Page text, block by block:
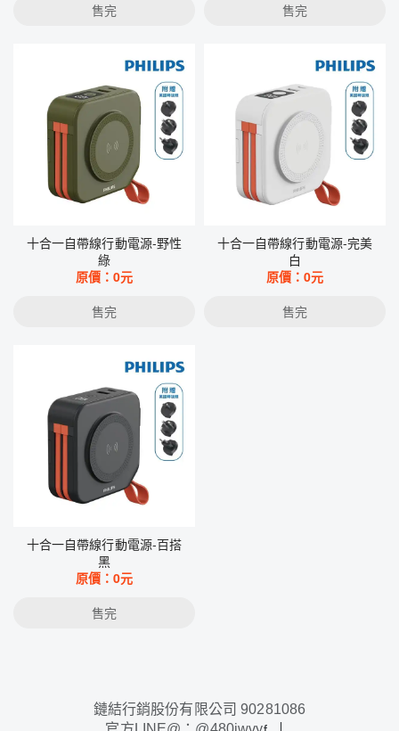
售完
售完
十合一自帶線行動電源-野性
綠
原價：0元
售完
十合一自帶線行動電源-完美
白
原價：0元
售完
十合一自帶線行動電源-百搭
黑
原價：0元
售完
鏈結行銷股份有限公司 90281086